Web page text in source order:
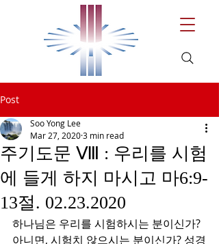
Post
주기도문 Ⅷ : 우리를 시험
에 들게 하지 마시고 마6:9-
13절. 02.23.2020
Soo Yong Lee
Mar 27, 20203 min read
하나님은 우리를 시험하시는 분이신가?
아니면, 시험치 않으시는 분이신가? 성경